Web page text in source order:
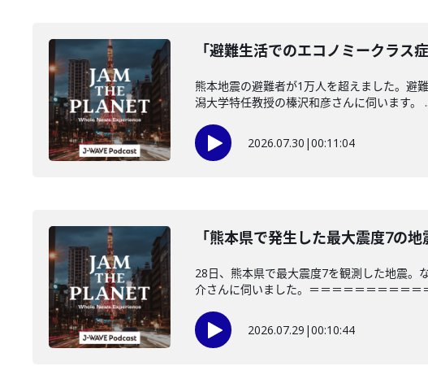
「避難生活でのエコノミークラ
熊本地震の避難者が1万人を超えました。避
潟大学特任教授の榛沢和彦さんに伺います。
2026.07.30 |00:11:04
「熊本県で発生した最大震度7の
28日、熊本県で最大震度7を観測した地震。
介さんに伺いました。＝＝＝＝＝＝＝＝＝＝
2026.07.29 |00:10:44